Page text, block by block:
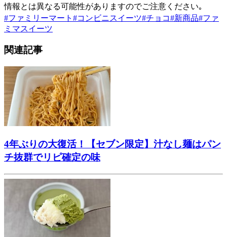
情報とは異なる可能性がありますのでご注意ください｡
#ファミリーマート #コンビニスイーツ#チョコ#新商品#ファ
ミマスイーツ
関連記事
4年ぶりの大復活！【セブン限定】汁なし麺はパン
チ抜群でリピ確定の味